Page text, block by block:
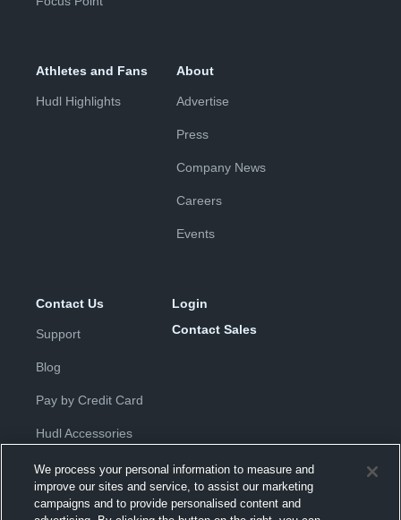
Athletes and Fans
Hudl Highlights
About
Advertise
Press
Company News
Careers
Events
Contact Us
Support
Blog
Pay by Credit Card
Hudl Accessories
Login
Contact Sales
We process your personal information to measure and
improve our sites and service, to assist our marketing
campaigns and to provide personalised content and